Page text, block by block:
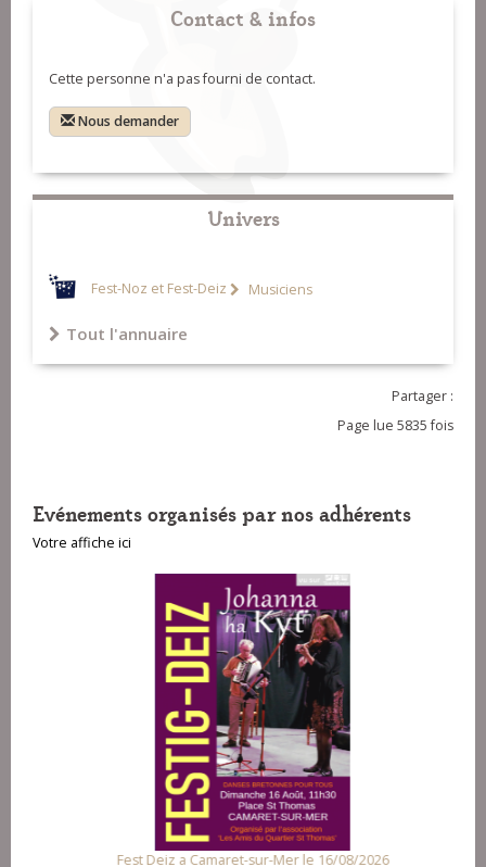
Contact & infos
Cette personne n'a pas fourni de contact.
Nous demander
Univers
Fest-Noz et Fest-Deiz Musiciens
Tout l'annuaire
Partager :
Page lue 5835 fois
Evénements organisés par nos adhérents
Votre affiche ici
Fest Deiz a Camaret-sur-Mer le 16/08/2026